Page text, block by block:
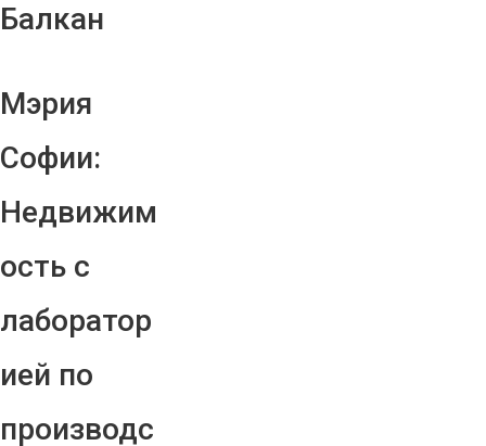
Балкан
Мэрия
Софии:
Недвижим
ость с
лаборатор
ией по
производс